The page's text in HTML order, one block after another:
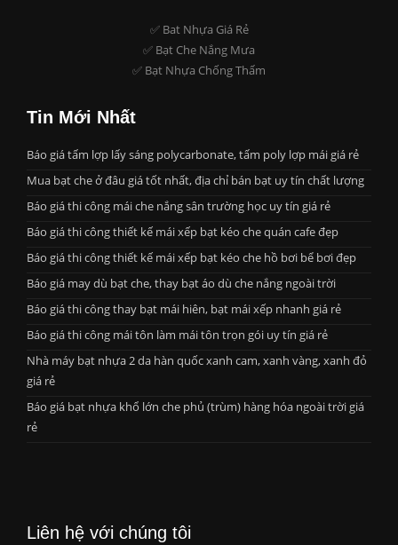
✅ Bat Nhựa Giá Rẻ
✅ Bạt Che Nắng Mưa
✅ Bạt Nhựa Chống Thấm
Tin Mới Nhất
Báo giá tấm lợp lấy sáng polycarbonate, tấm poly lợp mái giá rẻ
Mua bạt che ở đâu giá tốt nhất, địa chỉ bán bạt uy tín chất lượng
Báo giá thi công mái che nắng sân trường học uy tín giá rẻ
Báo giá thi công thiết kế mái xếp bạt kéo che quán cafe đẹp
Báo giá thi công thiết kế mái xếp bạt kéo che hồ bơi bể bơi đẹp
Báo giá may dù bạt che, thay bạt áo dù che nắng ngoài trời
Báo giá thi công thay bạt mái hiên, bạt mái xếp nhanh giá rẻ
Báo giá thi công mái tôn làm mái tôn trọn gói uy tín giá rẻ
Nhà máy bạt nhựa 2 da hàn quốc xanh cam, xanh vàng, xanh đỏ
giá rẻ
Báo giá bạt nhựa khổ lớn che phủ (trùm) hàng hóa ngoài trời giá
rẻ
Liên hệ với chúng tôi